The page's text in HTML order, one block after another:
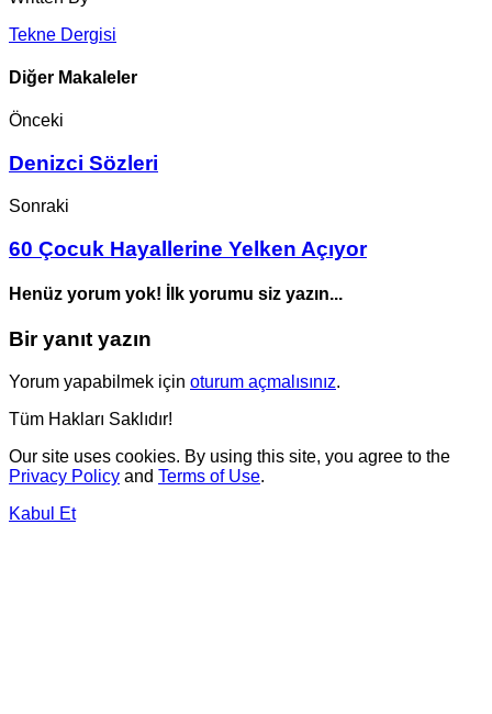
Tekne Dergisi
Diğer Makaleler
Önceki
Denizci Sözleri
Sonraki
60 Çocuk Hayallerine Yelken Açıyor
Henüz yorum yok! İlk yorumu siz yazın...
Bir yanıt yazın
Yorum yapabilmek için oturum açmalısınız.
Tüm Hakları Saklıdır!
Our site uses cookies. By using this site, you agree to the
Privacy Policy and Terms of Use.
Kabul Et